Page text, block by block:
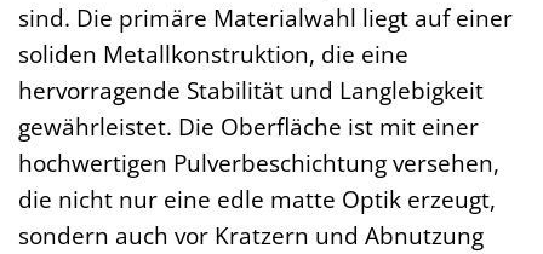
sind. Die primäre Materialwahl liegt auf einer
soliden Metallkonstruktion, die eine
hervorragende Stabilität und Langlebigkeit
gewährleistet. Die Oberfläche ist mit einer
hochwertigen Pulverbeschichtung versehen,
die nicht nur eine edle matte Optik erzeugt,
sondern auch vor Kratzern und Abnutzung